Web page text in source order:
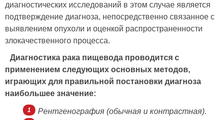
диагностических исследований в этом случае является
подтверждение диагноза, непосредственно связанное с
выявлением опухоли и оценкой распространенности
злокачественного процесса.
Диагностика рака пищевода проводится с
применением следующих основных методов,
играющих для правильной постановки диагноза
наибольшее значение:
Рентгенография (обычная и контрастная).